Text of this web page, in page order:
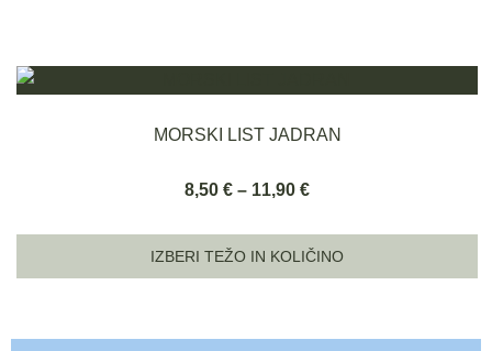
MORSKI LIST JADRAN
8,50 € – 11,90 €Cenovni
od
8,50 €
IZBERI TEŽO IN KOLIČINO